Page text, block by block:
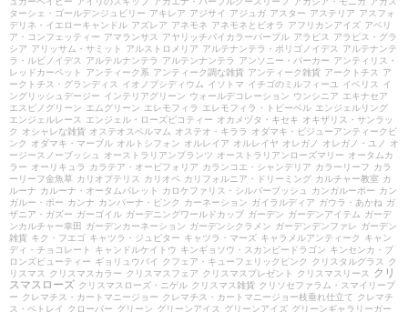
ターシェ・ゴールデンジュビリー アキレア アジサイ アジュガ アスター アステリア アスフォ
デリネ・イエローキャンドル アズレア アネモネ アネモネとビオラ アフリカンアイズ アベリ
ア・コンフェッティー アマランサス アヤリッチバイカラーパープル アラビス
アラビス・グラ
シア アリッサム・サミット アルストロメリア アルテナンテラ・ポリゴノイデス
アルテナンテ
ラ・ルビノイデス
アルテルナンテラ アルテンナンテラ アンソニー・パーカー アンティリス・
レッドカーペット
アンティーク系 アンティーク調な雑貨 アンティーク雑貨 アークトチス
ア
ークトチス・グランディス
イオノプシディウム イソトマ イチゴのミルフィーユ イベリス
イ
ングリッシュデージー インテリアグリーン ウォールデコレーション ウンシニア エキナセア
エスピノグリーン エムグリーン エレモフィラ エレモフィラ・トビーベル エンジェルリング
エンジェルレース
エンジェル・ローズピコティー オカメヅタ・キセキ オキザリス・サンラッ
ク
オシャレな雑貨 オステオスペルマム オステオ・キララ
オダマキ・ビジューアンティークピ
ンク
オダマキ・マーブル オルトシフォン オルレイア オルレイヤ オレガノ オレガノ・ユノ
オ
ージースノーブッシュ
オーストラリアンプランツ オーストラリアンローズマリー オータムカ
ラー オーリキュラ カラテア・オービフォリア カランコエ・シャンデリア カラーリーフ カラ
ーリーフ金魚草 カリオプテリス カリオペ カリフォルニア・ドリーミング カルチャー教室 カ
ルーナ カルーナ・オータムパレット カロケファリス・シルバーブッシュ カンガルーポー カン
ガルー・ポー カンナ カンパーナ・ピンク カーネーション ガイラルディア ガウラ・あかね ガ
ザニア・ガズー ガーゴイル ガーデニングワールドカップ ガーデン ガーデンアイテム ガーデ
ンカルチャー幸田
ガーデンカーネーション ガーデンシクラメン ガーデンデンファレ ガーデン
雑貨 キク・フエゴ キャツラ・ジュピター キャツラ・マーズ キャラメルアンティーク
キャン
ディ・チョコレート
キャンドルケイトウ キンギョソウ・スカンピードラゴン キンセンカ・ブ
ロンズビューティー ギョリュウバイ クフェア・キューフェリックピンク クリスタルグラス
ク
リスマス
クリスマスカラー クリスマスフェア クリスマスプレゼント クリスマスリース
クリ
スマスローズ クリスマスローズ・ニゲル クリスマス雑貨 クリソセファラム・スマイリープ
ー クレマチス・カートマニージョー クレマチス・カートマニージョー枝垂れ仕立て クレマチ
ス・ペトレイ
クローバー グリーン グリーンアイス グリーンアイズ グリーンギャラリーガー